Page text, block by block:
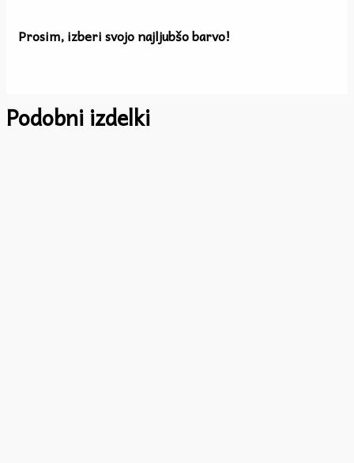
Prosim, izberi svojo najljubšo barvo!
Podobni izdelki